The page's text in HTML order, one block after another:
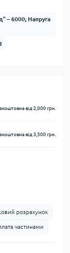
– 6000; Напруга
від 2,000 грн.
від 3,500 грн.
розрахунок
частинами